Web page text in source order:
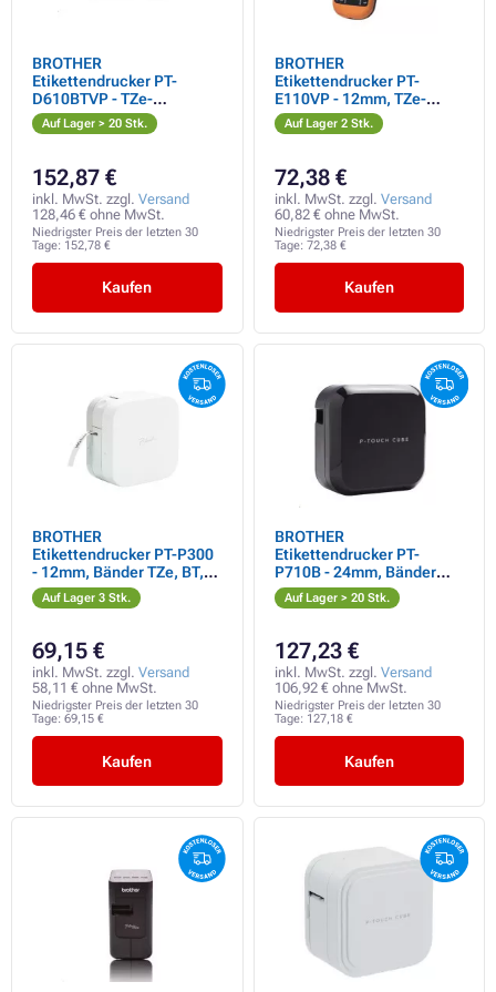
BROTHER
Etikettendrucker PT-
D610BTVP - TZe-
Farbbänder - 24mm
Auf Lager > 20 Stk.
152,87 €
inkl. MwSt. zzgl. Versand
128,46 € ohne MwSt.
Niedrigster Preis der letzten 30
Tage: 152,78 €
Kaufen
BROTHER
Etikettendrucker PT-
E110VP - 12mm, TZe-
Bänder - Markierer - für
Elektriker - mit Etui
Auf Lager 2 Stk.
72,38 €
inkl. MwSt. zzgl. Versand
60,82 € ohne MwSt.
Niedrigster Preis der letzten 30
Tage: 72,38 €
Kaufen
BROTHER
Etikettendrucker PT-P300
- 12mm, Bänder TZe, BT,
iOS 9, Android 4.1 und
höher, Apple MFi, BT ver
Auf Lager 3 Stk.
69,15 €
inkl. MwSt. zzgl. Versand
58,11 € ohne MwSt.
Niedrigster Preis der letzten 30
Tage: 69,15 €
Kaufen
BROTHER
Etikettendrucker PT-
P710B - 24mm, Bänder
TZe, USB, BT, P-touch
CUBE Plus -
Auf Lager > 20 Stk.
127,23 €
inkl. MwSt. zzgl. Versand
106,92 € ohne MwSt.
Niedrigster Preis der letzten 30
Tage: 127,18 €
Kaufen